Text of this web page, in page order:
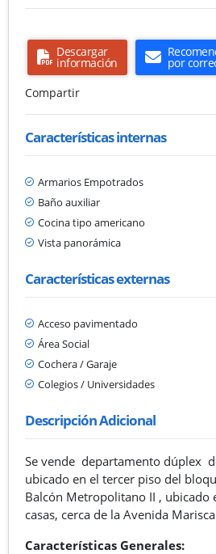
Descargar
información
por
Compartir
Características internas
Armarios Empotrados
Baño auxiliar
Cocina tipo americano
Vista panorámica
Características externas
Acceso pavimentado
Área Social
Cochera / Garaje
Colegios / Universidades
Descripción Adicional
Se vende departamento dúplex
ubicado en el tercer piso del
Balcón Metropolitano II , ubicado
casas, cerca de la Avenida
Características Generales: